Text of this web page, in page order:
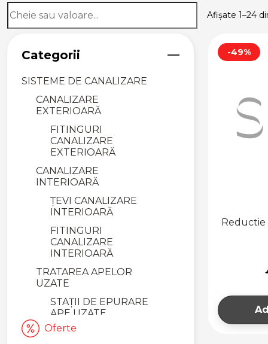
Afișate 1–24
Categorii
SISTEME DE CANALIZARE
CANALIZARE
EXTERIOARĂ
FITINGURI
CANALIZARE
EXTERIOARĂ
CANALIZARE
INTERIOARĂ
ȚEVI CANALIZARE
INTERIOARĂ
FITINGURI
CANALIZARE
INTERIOARĂ
TRATAREA APELOR
UZATE
STAȚII DE EPURARE
APE UZATE
FOSE SEPTICE ȘI
Oferte
-49%